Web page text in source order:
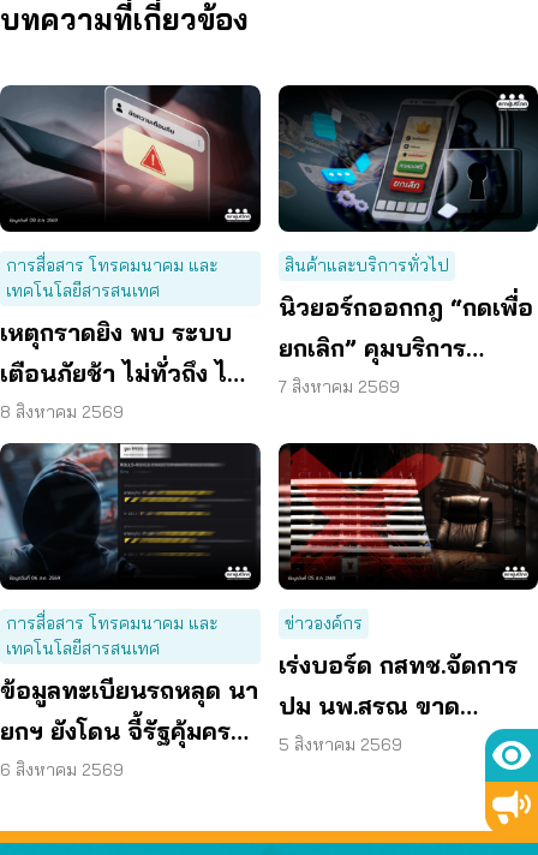
บทความที่เกี่ยวข้อง
การสื่อสาร โทรคมนาคม และ
เทคโนโลยีสารสนเทศ
เหตุกราดยิง พบ ระบบ
เตือนภัยช้า ไม่ทั่วถึง ไม่
ชัดเจน
8 สิงหาคม 2569
สินค้าและบริการทั่วไป
นิวยอร์กออกกฎ “กดเพื่อ
ยกเลิก” คุมบริการ
ออนไลน์ ต่ออายุสมาชิก
7 สิงหาคม 2569
การสื่อสาร โทรคมนาคม และ
เทคโนโลยีสารสนเทศ
ข้อมูลทะเบียนรถหลุด นา
ยกฯ ยังโดน จี้รัฐคุ้มครอง
ข้อมูลส่วนบุคคล
6 สิงหาคม 2569
ข่าวองค์กร
เร่งบอร์ด กสทช.จัดการ
ปม นพ.สรณ ขาด
คุณสมบัติ ตามมติ
5 สิงหาคม 2569